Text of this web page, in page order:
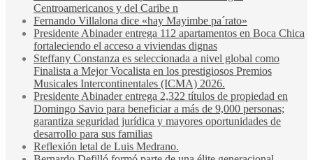
Centroamericanos y del Caribe n
Fernando Villalona dice «hay Mayimbe pa´rato»
Presidente Abinader entrega 112 apartamentos en Boca Chica
fortaleciendo el acceso a viviendas dignas
Steffany Constanza es seleccionada a nivel global como
Finalista a Mejor Vocalista en los prestigiosos Premios
Musicales Intercontinentales (ICMA) 2026.
Presidente Abinader entrega 2,322 títulos de propiedad en
Domingo Savio para beneficiar a más de 9,000 personas;
garantiza seguridad jurídica y mayores oportunidades de
desarrollo para sus familias
Reflexión letal de Luis Medrano.